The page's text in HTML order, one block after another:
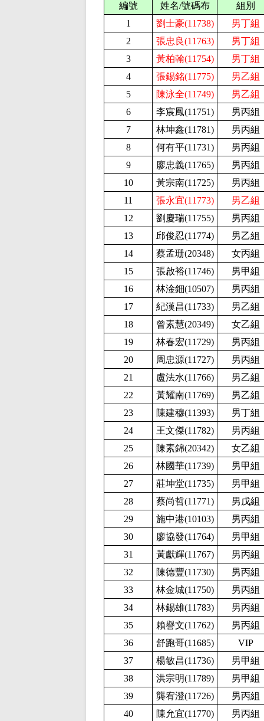
編號
姓名/號碼布
組別
1
劉士豪(11738)
男丁組
2
張忠良(11763)
男丁組
3
黃柏翰(11754)
男丁組
4
張錫銘(11775)
男乙組
5
陳泳全(11749)
男乙組
6
李宸鳳(11751)
男丙組
7
林坤鑫(11781)
男丙組
8
何有平(11731)
男丙組
9
廖忠義(11765)
男丙組
10
黃宗南(11725)
男丙組
11
張永宜(11773)
男乙組
12
劉慶瑞(11755)
男丙組
13
邱俊忍(11774)
男乙組
14
蔡孟珊(20348)
女丙組
15
張啟裕(11746)
男甲組
16
林淦鈿(10507)
男丙組
17
紀漢昌(11733)
男乙組
18
曾素慧(20349)
女乙組
19
林春宏(11729)
男丙組
20
周忠源(11727)
男丙組
21
盧法水(11766)
男乙組
22
黃耀南(11769)
男乙組
23
陳建穆(11393)
男丁組
24
王文傑(11782)
男丙組
25
陳素錦(20342)
女乙組
26
林國華(11739)
男甲組
27
莊坤堂(11735)
男甲組
28
蔡尚哲(11771)
男戊組
29
施中港(10103)
男丙組
30
廖協發(11764)
男甲組
31
黃獻輝(11767)
男丙組
32
陳德豐(11730)
男丙組
33
林金城(11750)
男丙組
34
林錫雄(11783)
男丙組
35
賴譽文(11762)
男丙組
36
舒跑哥(11685)
VIP
37
楊敏昌(11736)
男甲組
38
洪宗明(11789)
男甲組
39
龔宥澄(11726)
男丙組
40
陳允宜(11770)
男丙組